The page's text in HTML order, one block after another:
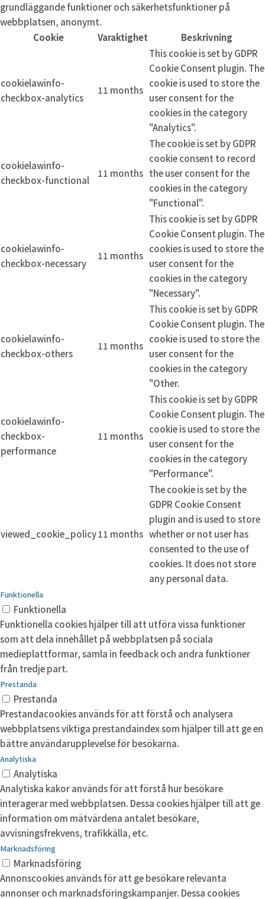
grundläggande funktioner och säkerhetsfunktioner på
webbplatsen, anonymt.
Cookie
Varaktighet Beskrivning
cookielawinfo-
checkbox-analytics
11 months
This cookie is set by GDPR
Cookie Consent plugin. The
cookie is used to store the
user consent for the
cookies in the category
"Analytics".
cookielawinfo-
checkbox-functional
11 months
The cookie is set by GDPR
cookie consent to record
the user consent for the
cookies in the category
"Functional".
cookielawinfo-
checkbox-necessary
11 months
This cookie is set by GDPR
Cookie Consent plugin. The
cookies is used to store the
user consent for the
cookies in the category
"Necessary".
cookielawinfo-
checkbox-others
11 months
This cookie is set by GDPR
Cookie Consent plugin. The
cookie is used to store the
user consent for the
cookies in the category
"Other.
cookielawinfo-
checkbox-
performance
11 months
This cookie is set by GDPR
Cookie Consent plugin. The
cookie is used to store the
user consent for the
cookies in the category
"Performance".
viewed_cookie_policy11 months
The cookie is set by the
GDPR Cookie Consent
plugin and is used to store
whether or not user has
consented to the use of
cookies. It does not store
any personal data.
Funktionella
Funktionella
Funktionella cookies hjälper till att utföra vissa funktioner
som att dela innehållet på webbplatsen på sociala
medieplattformar, samla in feedback och andra funktioner
från tredje part.
Prestanda
Prestanda
Prestandacookies används för att förstå och analysera
webbplatsens viktiga prestandaindex som hjälper till att ge en
bättre användarupplevelse för besökarna.
Analytiska
Analytiska
Analytiska kakor används för att förstå hur besökare
interagerar med webbplatsen. Dessa cookies hjälper till att ge
information om mätvärdena antalet besökare,
avvisningsfrekvens, trafikkälla, etc.
Marknadsföring
Marknadsföring
Annonscookies används för att ge besökare relevanta
annonser och marknadsföringskampanjer. Dessa cookies